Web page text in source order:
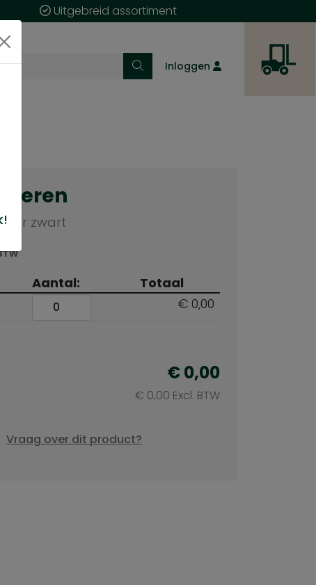
Uitgebreid assortiment
Inloggen
zwart
Aantal:
Totaal
€ 0,00
€0,00
€ 0,00 Excl. BTW
Vraag over dit product?